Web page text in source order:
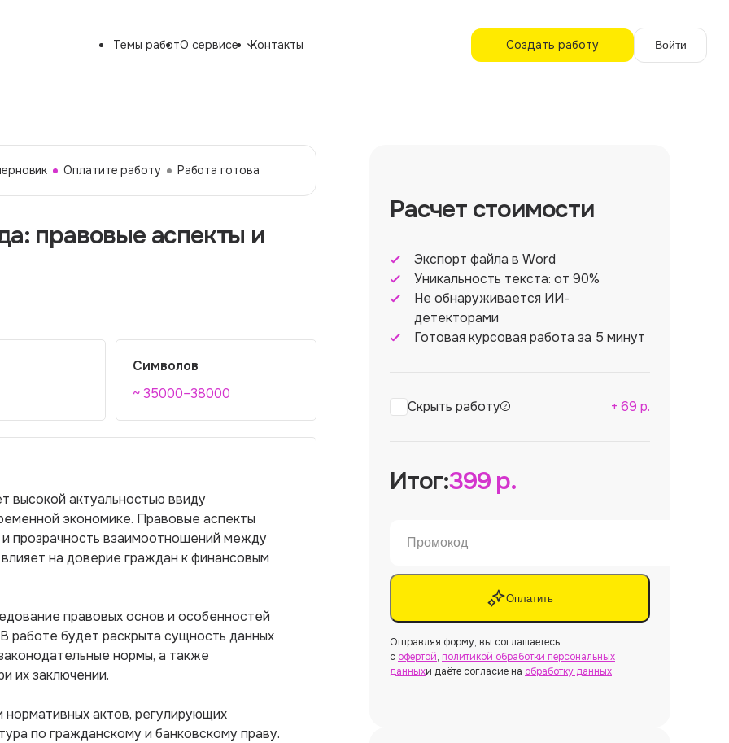
Темы работО сервисе Контакты Создать работу Войти
Оплатите работу Работа готова
правовые аспекты и
Символов
~ 35000–38000
высокой актуальностью ввиду
экономике. Правовые аспекты
прозрачность взаимоотношений между
на доверие граждан к финансовым
правовых основ и особенностей
работе будет раскрыта сущность данных
нормы, а также
их заключении.
актов, регулирующих
по гражданскому и банковскому праву.
Расчет стоимости
Экспорт файла в Word
Уникальность текста: от 90%
Не обнаруживается ИИ-
детекторами
Готовая курсовая работа за 5 минут
Скрыть работу + 69 р.
Итог:399р.
Оплатить
Отправляя форму, вы соглашаетесь
с офертой, политикой обработки персональных
данныхи даёте согласие на обработку данных